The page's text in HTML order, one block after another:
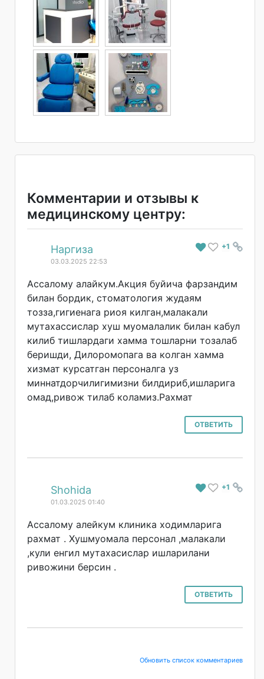
Комментарии и отзывы к
медицинскому центру:
# +1
Наргиза
03.03.2025 22:53
Ассалому алайкум.Акция буйича фарзандим
билан бордик, стоматология жудаям
тозза,гигиенага риоя килган,малакали
мутахассислар хуш муомалалик билан кабул
килиб тишлардаги хамма тошларни тозалаб
беришди, Дилоромопага ва колган хамма
хизмат курсатган персоналга уз
миннатдорчилигимизни билдириб,ишларига
омад,ривож тилаб коламиз.Рахмат
ОТВЕТИТЬ
# +1
Shohida
01.03.2025 01:40
Ассалому алейкум клиника ходимларига
рахмат . Хушмуомала персонал ,малакали
,кули енгил мутахасислар ишларилани
ривожини берсин .
ОТВЕТИТЬ
Обновить список комментариев